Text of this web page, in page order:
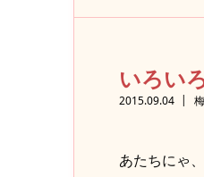
いろい
2015.09.04
あたちにゃ